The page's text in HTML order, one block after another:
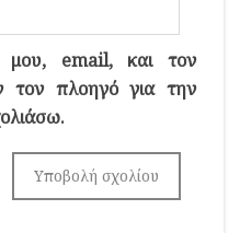
μου, email, και τον
τον πλοηγό για την